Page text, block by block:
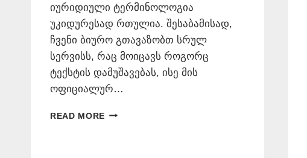
იურიდიული ტერმინოლოგია
უკიდურესად რთულია. შესაბამისად,
ჩვენი ბიურო გთავაზობთ სრულ
სერვისს, რაც მოიცავს როგორც
ტექსტის დამუშავებას, ისე მის
ოფიციალურ…
READ MORE ᲡᲞᲐᲠᲡᲣᲚᲘ